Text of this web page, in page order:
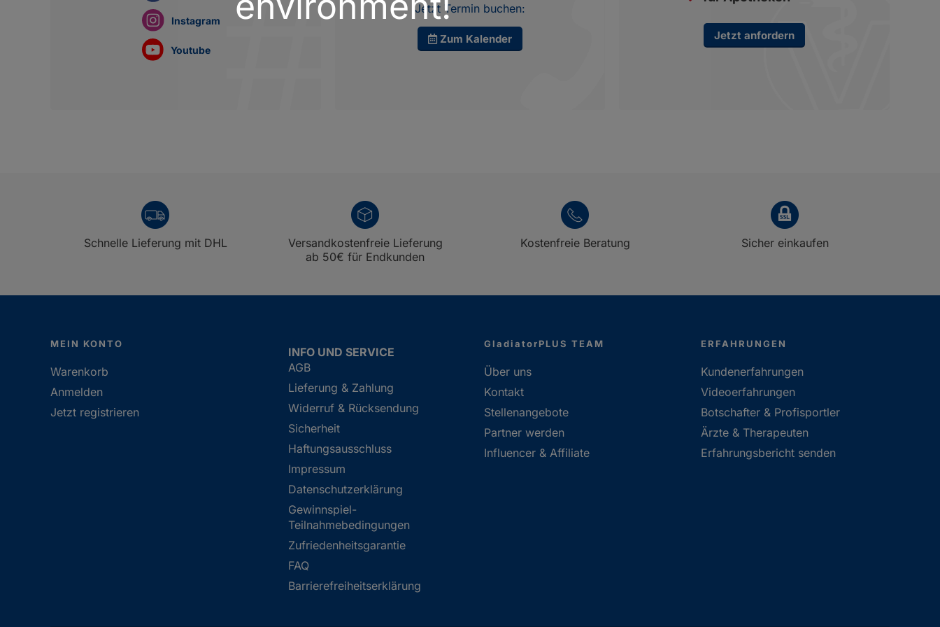
Instagram
Youtube
Jetzt Termin buchen:
Zum Kalender Jetzt anfordern
Schnelle Lieferung mit DHL
Versandkostenfreie Lieferung
ab 50€ für Endkunden
Kostenfreie Beratung Sicher einkaufen
MEIN KONTO
Warenkorb
Anmelden
Jetzt registrieren
INFO UND SERVICE
AGB
Lieferung & Zahlung
Widerruf & Rücksendung
Sicherheit
Haftungsausschluss
Impressum
Datenschutzerklärung
Gewinnspiel-
Teilnahmebedingungen
Zufriedenheitsgarantie
FAQ
Barrierefreiheitserklärung
GladiatorPLUS TEAM
Über uns
Kontakt
Stellenangebote
Partner werden
Influencer & Affiliate
ERFAHRUNGEN
Kundenerfahrungen
Videoerfahrungen
Botschafter & Profisportler
Ärzte & Therapeuten
Erfahrungsbericht senden